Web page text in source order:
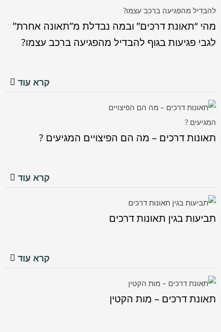
פגיעות בגוף להבדיל מהפגיעה
ברכב עצמו?
מהי “תאונת דרכים” ובמה נבדלת מ”תאונה אחרת”
לגבי פגיעות בגוף להבדיל מהפגיעה ברכב עצמו?
קרא עוד
תאונות דרכים – מה הם
תאונות דרכים – מה הם הפיצויים המגיעים ?
קרא עוד
תביעות בגין תאונות דרכים
קרא עוד
תאונת דרכים – מות הקטין